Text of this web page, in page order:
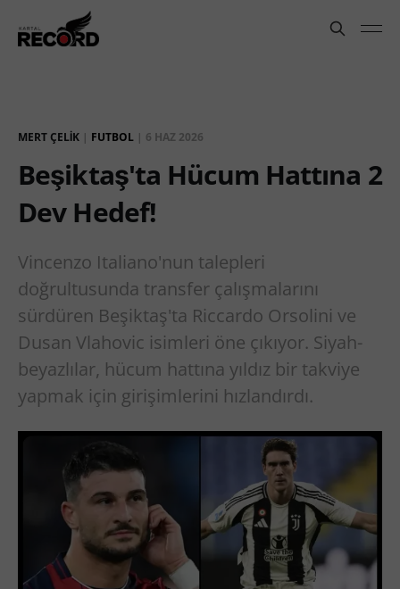
MERT ÇELIK | FUTBOL | 6 HAZ 2026
Beşiktaş'ta Hücum Hattına 2
Dev Hedef!
Vincenzo Italiano'nun talepleri
doğrultusunda transfer çalışmalarını
sürdüren Beşiktaş'ta Riccardo Orsolini ve
Dusan Vlahovic isimleri öne çıkıyor. Siyah-
beyazlılar, hücum hattına yıldız bir takviye
yapmak için girişimlerini hızlandırdı.